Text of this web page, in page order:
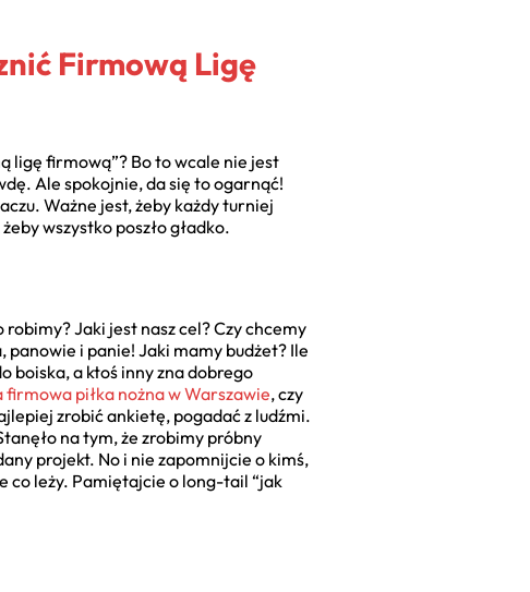
Firmową Ligę
ligę firmową”? Bo to wcale nie jest
Ale spokojnie, da się to ogarnąć!
Ważne jest, żeby każdy turniej
wszystko poszło gładko.
Jaki jest nasz cel? Czy chcemy
panowie i panie! Jaki mamy budżet? Ile
boiska, a ktoś inny zna dobrego
firmowa piłka nożna w Warszawie, czy
zrobić ankietę, pogadać z ludźmi.
na tym, że zrobimy próbny
projekt. No i nie zapomnijcie o kimś,
co leży. Pamiętajcie o long-tail “jak